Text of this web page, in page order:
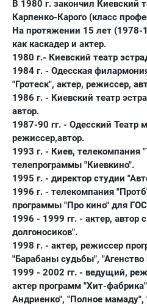
В 1980 г. закончил Киевский
Карпенко-Карого (класс
На протяжении 15 лет (1978-
как каскадер и актер.
1980 г.- Киевский театр
1984 г. - Одесская
"Гротеск", актер, режиссер,
1986 г. - Киевский театр
автор.
1987-90 гг. - Одесский Театр
режиссер,автор.
1993 г. - Киев, телекомпания
телепрограммы "Киевкино".
1995 г. - директор студии
1996 г. - телекомпания
программы "Про кино" для
1996 - 1999 гг. - актер,
долгоносиков".
1998 г. - актер, режиссер
"Барабаны судьбы",
1999 - 2002 гг. - ведущий,
актер программ "Хит-
Андриенко", "Полное